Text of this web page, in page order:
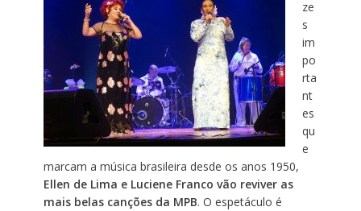
ze
s
im
po
rta
nt
es
qu
e
marcam a música brasileira desde os anos 1950,
Ellen de Lima e Luciene Franco vão reviver as
mais belas canções da MPB. O espetáculo é